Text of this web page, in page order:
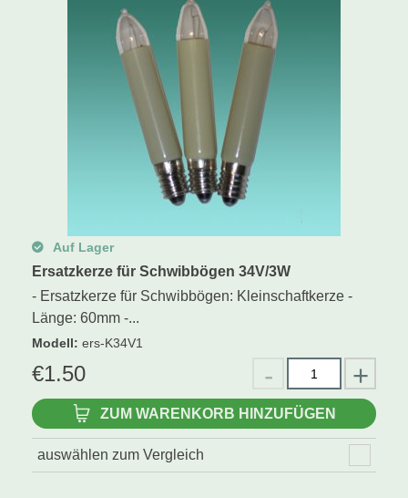
Auf Lager
Ersatzkerze für Schwibbögen 34V/3W
- Ersatzkerze für Schwibbögen: Kleinschaftkerze -
Länge: 60mm -...
Modell: ers-K34V1
€1.50
ZUM WARENKORB HINZUFÜGEN
auswählen zum Vergleich